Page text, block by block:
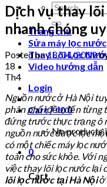
Search
for:
Trang chủ
Sửa máy lọc nước
Thay Lõi Lọc
Video hướng dẫn
Login
Cart /₫00
No products
0
Cart
Dịch vụ thay
nhanh chóng
Posted on18/04/2019
18
Th4
Nguồn nước ở Hà Nội
phân phối đều đến từng
đứng trước thực trạng ô
nguồn nước được lọc
có một chiếc máy lọc
toàn cho sức khỏe. Với
việc thay lõi lọc nước lại
lõi lọc nước tại Hà Nộiở